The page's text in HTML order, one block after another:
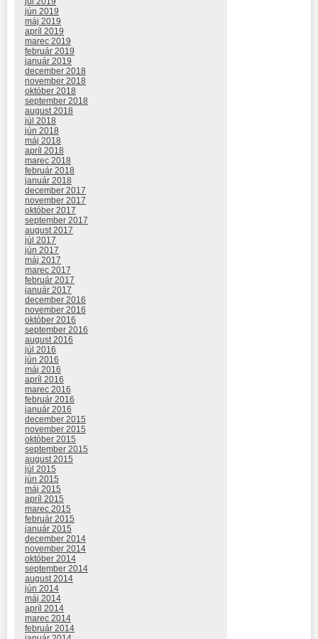
jún 2019
máj 2019
apríl 2019
marec 2019
február 2019
január 2019
december 2018
november 2018
október 2018
september 2018
august 2018
júl 2018
jún 2018
máj 2018
apríl 2018
marec 2018
február 2018
január 2018
december 2017
november 2017
október 2017
september 2017
august 2017
júl 2017
jún 2017
máj 2017
marec 2017
február 2017
január 2017
december 2016
november 2016
október 2016
september 2016
august 2016
júl 2016
jún 2016
máj 2016
apríl 2016
marec 2016
február 2016
január 2016
december 2015
november 2015
október 2015
september 2015
august 2015
júl 2015
jún 2015
máj 2015
apríl 2015
marec 2015
február 2015
január 2015
december 2014
november 2014
október 2014
september 2014
august 2014
jún 2014
máj 2014
apríl 2014
marec 2014
február 2014